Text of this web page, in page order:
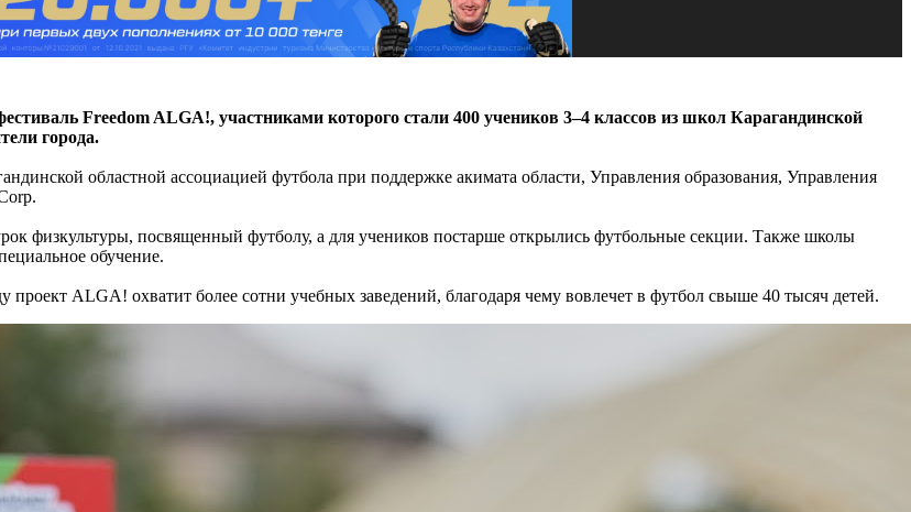
Freedom ALGA!, участниками которого стали 400 учеников 3–4 классов из школ Карагандинской
города.
областной ассоциацией футбола при поддержке акимата области, Управления образования, Управления
физкультуры, посвященный футболу, а для учеников постарше открылись футбольные секции. Также школы
обучение.
ALGA! охватит более сотни учебных заведений, благодаря чему вовлечет в футбол свыше 40 тысяч детей.